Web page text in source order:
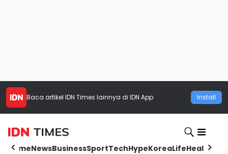
Baca artikel IDN Times lainnya di IDN App Install
HomeNewsBusinessSportTechHypeKoreaLifeHealth